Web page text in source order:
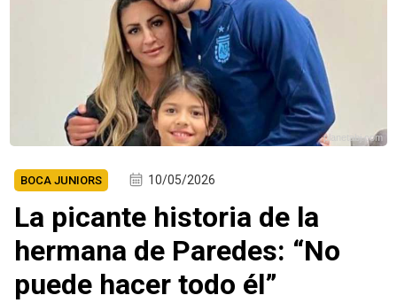
planetabj.com
BOCA JUNIORS 10/05/2026
La picante historia de la
hermana de Paredes: “No
puede hacer todo él”